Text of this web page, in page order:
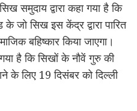
समुदाय द्वारा कहा गया है कि
जो सिख इस केंद्र द्वारा पारित
बहिष्कार किया जाएगा।
है कि सिखों के नौवें गुरु की
के लिए 19 दिसंबर को दिल्ली